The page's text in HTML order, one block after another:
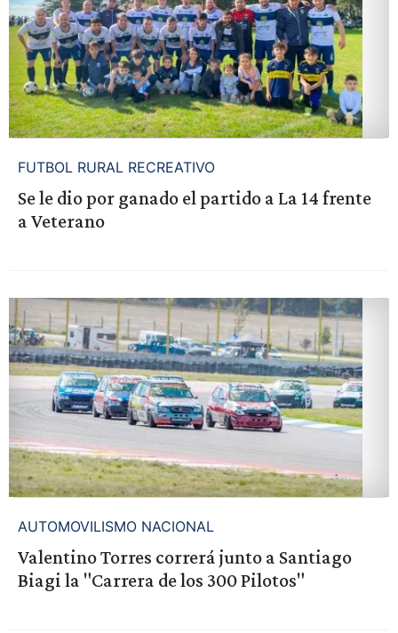
FUTBOL RURAL RECREATIVO
Se le dio por ganado el partido a La 14 frente
a Veterano
AUTOMOVILISMO NACIONAL
Valentino Torres correrá junto a Santiago
Biagi la "Carrera de los 300 Pilotos"